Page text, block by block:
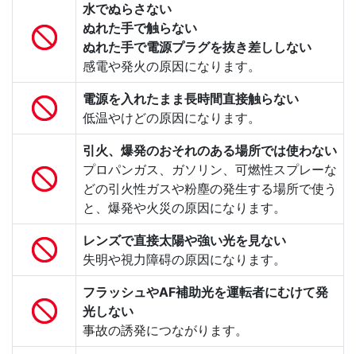
水でぬらさない
ぬれた手で触らない
ぬれた手で電源プラグを抜き差ししない
感電や発火の原因になります。
電源を入れたまま長時間直接触らない
低温やけどの原因になります。
引火、爆発のおそれのある場所では使わない
プロパンガス、ガソリン、可燃性スプレーな
どの引火性ガスや粉塵の発生する場所で使う
と、爆発や火災の原因になります。
レンズで直接太陽や強い光を見ない
失明や視力障碍の原因になります。
フラッシュやAF補助光を運転者にむけて発
光しない
事故の誘発につながります。